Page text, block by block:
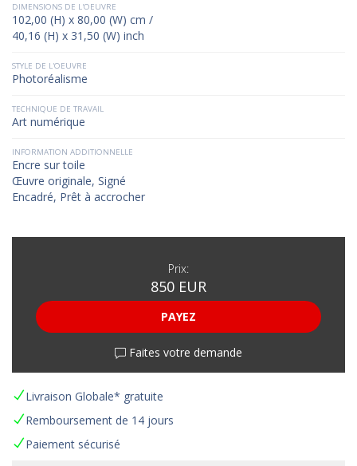
DIMENSIONS DE L'OEUVRE
102,00 (H) x 80,00 (W) cm /
40,16 (H) x 31,50 (W) inch
STYLE DE L'OEUVRE
Photoréalisme
TECHNIQUE DE TRAVAIL
Art numérique
INFORMATION ADDITIONNELLE
Encre sur toile
Œuvre originale, Signé
Encadré, Prêt à accrocher
Prix:
850 EUR
PAYEZ
Faites votre demande
Livraison Globale* gratuite
Remboursement de 14 jours
Paiement sécurisé